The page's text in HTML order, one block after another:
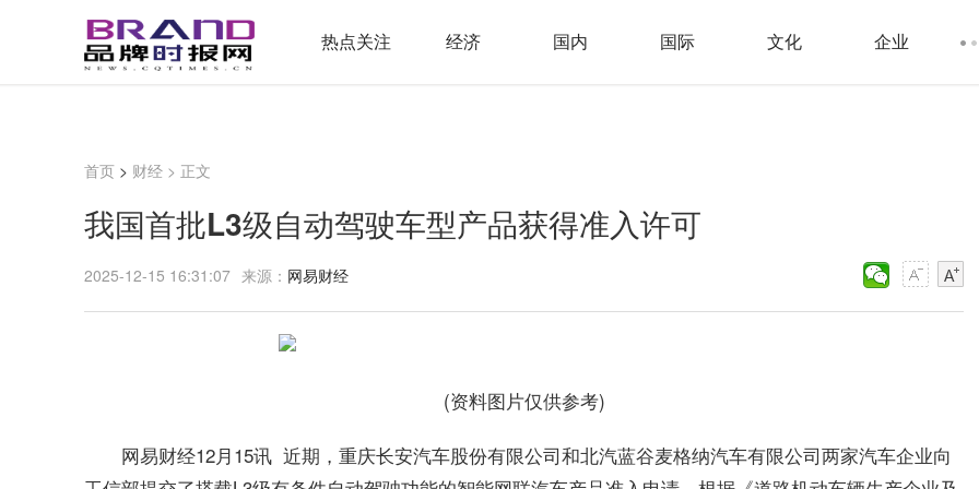
热点关注 经济 国内 国际 文化 企业
首页 > 财经 > 正文
我国首批L3级自动驾驶车型产品获得准入许可
2025-12-15 16:31:07 来源： 网易财经
(资料图片仅供参考)
网易财经12月15讯 近期，重庆长安汽车股份有限公司和北汽蓝谷麦格纳汽车有限公司两家汽车企业向